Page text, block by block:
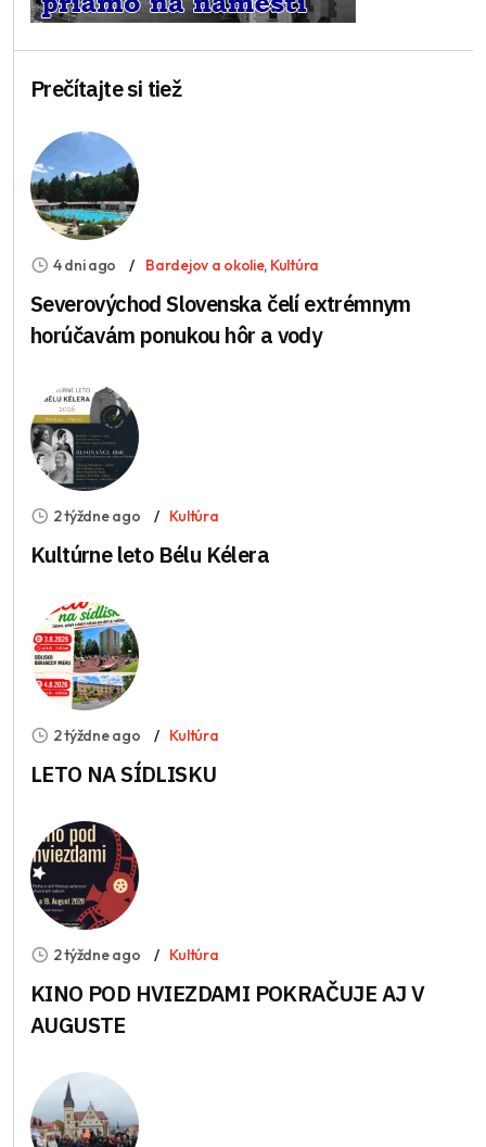
Prečítajte si tiež
4 dni ago Bardejov a okolie, Kultúra
Severovýchod Slovenska čelí extrémnym
horúčavám ponukou hôr a vody
2 týždne ago Kultúra
Kultúrne leto Bélu Kélera
2 týždne ago Kultúra
LETO NA SÍDLISKU
2 týždne ago Kultúra
KINO POD HVIEZDAMI POKRAČUJE AJ V
AUGUSTE